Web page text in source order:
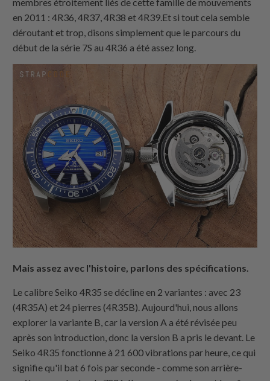
en 2011 : 4R36, 4R37, 4R38 et 4R39.Et si tout cela semble
déroutant et trop, disons simplement que le parcours du
début de la série 7S au 4R36 a été assez long.
Mais assez avec l'histoire, parlons des spécifications.
Le calibre Seiko 4R35 se décline en 2 variantes : avec 23
(4R35A) et 24 pierres (4R35B). Aujourd'hui, nous allons
explorer la variante B, car la version A a été révisée peu
après son introduction, donc la version B a pris le devant. Le
Seiko 4R35 fonctionne à 21 600 vibrations par heure, ce qui
signifie qu'il bat 6 fois par seconde - comme son arrière-